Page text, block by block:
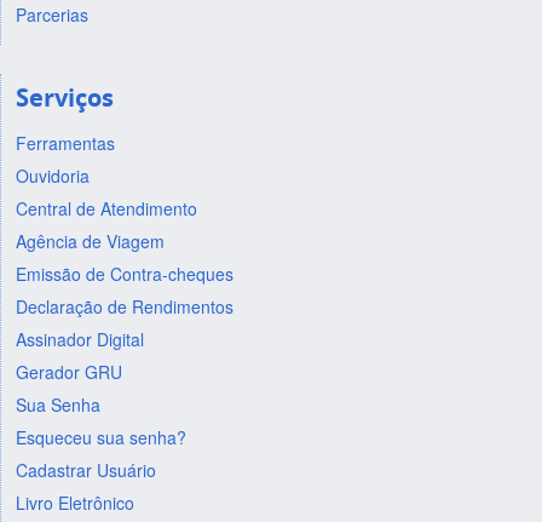
Parcerias
Serviços
Ferramentas
Ouvidoria
Central de Atendimento
Agência de Viagem
Emissão de Contra-cheques
Declaração de Rendimentos
Assinador Digital
Gerador GRU
Sua Senha
Esqueceu sua senha?
Cadastrar Usuário
Livro Eletrônico